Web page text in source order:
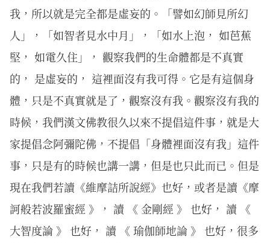
我，所以就是完全都是虛妄的。「譬如幻師見所幻
人」，「如智者見水中月」，「如水上泡， 如芭蕉
堅， 如電久住」， 觀察我們的生命體都是不真實
的， 是虛妄的， 這裡面沒有我可得。它是有這個身
體，只是不真實就是了，觀察沒有我。觀察沒有我的
時候，我們漢文佛教很久以來不提倡這件事，就是大
家提倡念阿彌陀佛，不提倡「身體裡面沒有我」這件
事，只是有的時候也講一講，但是也只此而已。但是
現在我們若讀《維摩詰所說經》也好，或者是讀《摩
訶般若波羅蜜經 》， 讀 《 金剛經 》 也好， 讀 《
大智度論 》 也好， 讀 《 瑜伽師地論 》 也好，很多